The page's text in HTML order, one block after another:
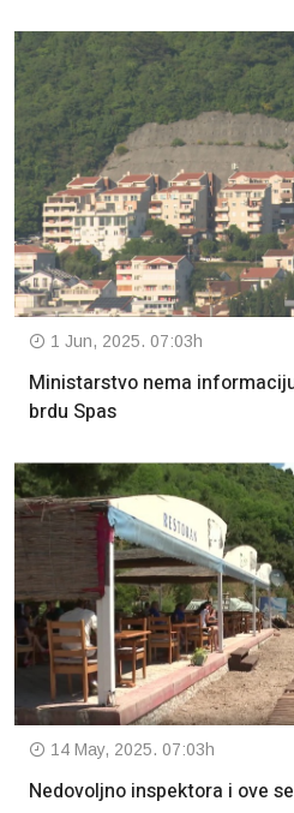
1 Jun, 2025. 07:03h
Ministarstvo nema
brdu Spas
14 May, 2025. 07:03h
Nedovoljno inspektora i ove